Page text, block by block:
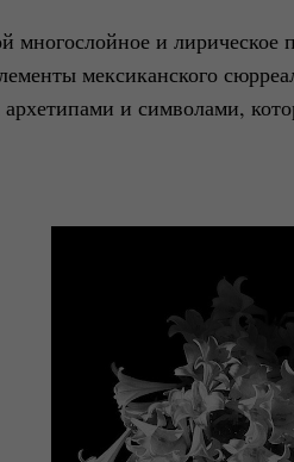
и лирическое
мексиканского
и символами,